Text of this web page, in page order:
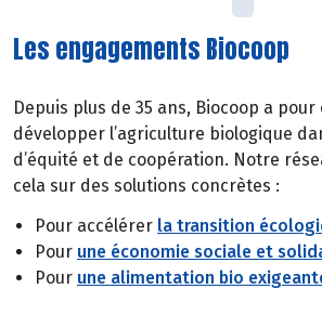
Les engagements Biocoop
Depuis plus de 35 ans, Biocoop a
développer l’agriculture biologique
d’équité et de coopération. Notre
cela sur des solutions concrètes :
Pour accélérer la transition
Pour une économie sociale et
Pour une alimentation bio